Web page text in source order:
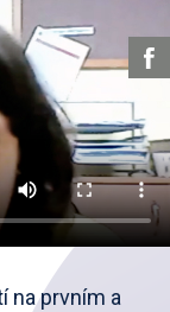
na prvním a